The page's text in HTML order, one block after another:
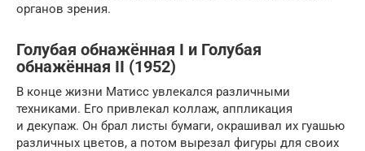
органов зрения.
Голубая обнажённая I и Голубая
обнажённая II (1952)
В конце жизни Матисс увлекался различными
техниками. Его привлекал коллаж, аппликация
и декупаж. Он брал листы бумаги, окрашивал их гуашью
различных цветов, а потом вырезал фигуры для своих